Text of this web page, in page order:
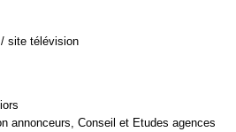
site télévision
annonceurs, Conseil et Etudes agences